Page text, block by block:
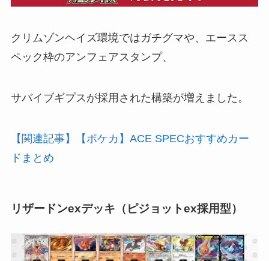
クリムゾンヘイズ環境ではガチグマや、エースス
ペック枠のアンフェアスタンプ、
サバイブギプスが採用された構築が増えました。
【関連記事】【ポケカ】ACE SPECおすすめカー
ドまとめ
リザードンexデッキ（ピジョットex採用型）